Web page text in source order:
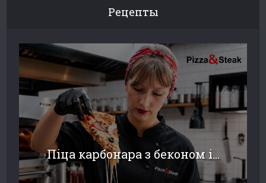
Рецепты
Піца карбонара з беконом і...